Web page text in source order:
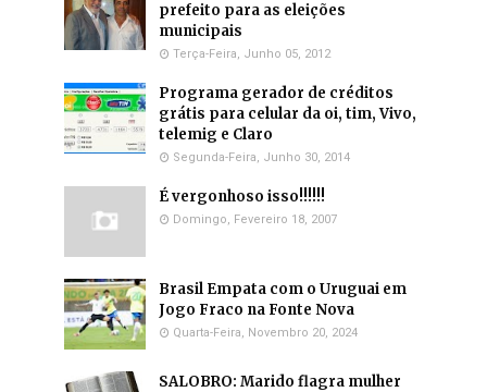
prefeito para as eleições
municipais
Terça-Feira, Junho 05, 2012
Programa gerador de créditos
grátis para celular da oi, tim, Vivo,
telemig e Claro
Segunda-Feira, Junho 30, 2014
É vergonhoso isso!!!!!!
Domingo, Fevereiro 18, 2007
Brasil Empata com o Uruguai em
Jogo Fraco na Fonte Nova
Quarta-Feira, Novembro 20, 2024
SALOBRO: Marido flagra mulher